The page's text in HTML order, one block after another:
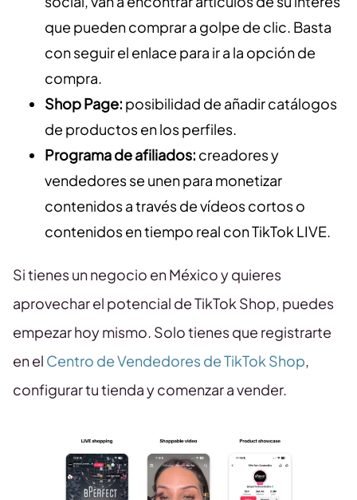
que pueden comprar a golpe de clic. Basta
con seguir el enlace para ir a la opción de
compra.
Shop Page: posibilidad de añadir catálogos
de productos en los perfiles.
Programa de afiliados: creadores y
vendedores se unen para monetizar
contenidos a través de vídeos cortos o
contenidos en tiempo real con TikTok LIVE.
Si tienes un negocio en México y quieres
aprovechar el potencial de TikTok Shop, puedes
empezar hoy mismo. Solo tienes que registrarte
en el Centro de Vendedores de TikTok Shop,
configurar tu tienda y comenzar a vender.